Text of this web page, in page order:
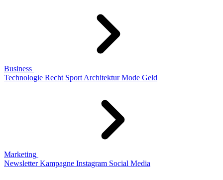
Business
Technologie Recht Sport Architektur Mode Geld
Marketing
Newsletter Kampagne Instagram Social Media